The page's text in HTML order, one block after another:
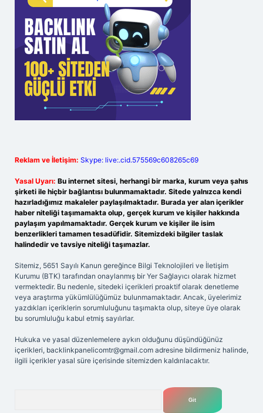
Reklam ve İletişim: Skype: live:.cid.575569c608265c69
Yasal Uyarı: Bu internet sitesi, herhangi bir marka, kurum veya şahıs
şirketi ile hiçbir bağlantısı bulunmamaktadır. Sitede yalnızca kendi
hazırladığımız makaleler paylaşılmaktadır. Burada yer alan içerikler
haber niteliği taşımamakta olup, gerçek kurum ve kişiler hakkında
paylaşım yapılmamaktadır. Gerçek kurum ve kişiler ile isim
benzerlikleri tamamen tesadüfidir. Sitemizdeki bilgiler taslak
halindedir ve tavsiye niteliği taşımazlar.
Sitemiz, 5651 Sayılı Kanun gereğince Bilgi Teknolojileri ve İletişim
Kurumu (BTK) tarafından onaylanmış bir Yer Sağlayıcı olarak hizmet
vermektedir. Bu nedenle, sitedeki içerikleri proaktif olarak denetleme
veya araştırma yükümlülüğümüz bulunmamaktadır. Ancak, üyelerimiz
yazdıkları içeriklerin sorumluluğunu taşımakta olup, siteye üye olarak
bu sorumluluğu kabul etmiş sayılırlar.
Hukuka ve yasal düzenlemelere aykırı olduğunu düşündüğünüz
içerikleri, backlinkpanelicomtr@gmail.com adresine bildirmeniz halinde,
ilgili içerikler yasal süre içerisinde sitemizden kaldırılacaktır.